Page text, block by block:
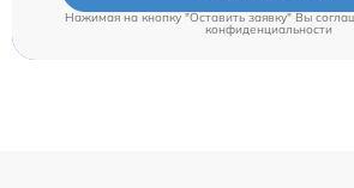
Нажимая на кнопку "Оставить заявку" Вы
конфиденциальности